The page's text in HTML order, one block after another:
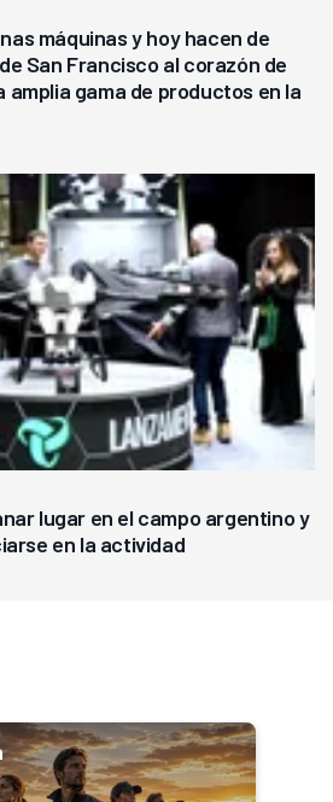
máquinas y hoy hacen de
San Francisco al corazón de
amplia gama de productos en la
lugar en el campo argentino y
en la actividad